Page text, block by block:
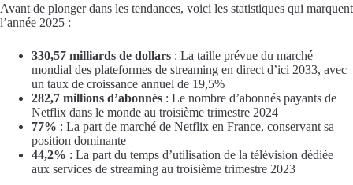
Avant de plonger dans les tendances, voici les statistiques qui marquent
l’année 2025 :
330,57 milliards de dollars : La taille prévue du marché
mondial des plateformes de streaming en direct d’ici 2033, avec
un taux de croissance annuel de 19,5%
282,7 millions d’abonnés : Le nombre d’abonnés payants de
Netflix dans le monde au troisième trimestre 2024
77% : La part de marché de Netflix en France, conservant sa
position dominante
44,2% : La part du temps d’utilisation de la télévision dédiée
aux services de streaming au troisième trimestre 2023